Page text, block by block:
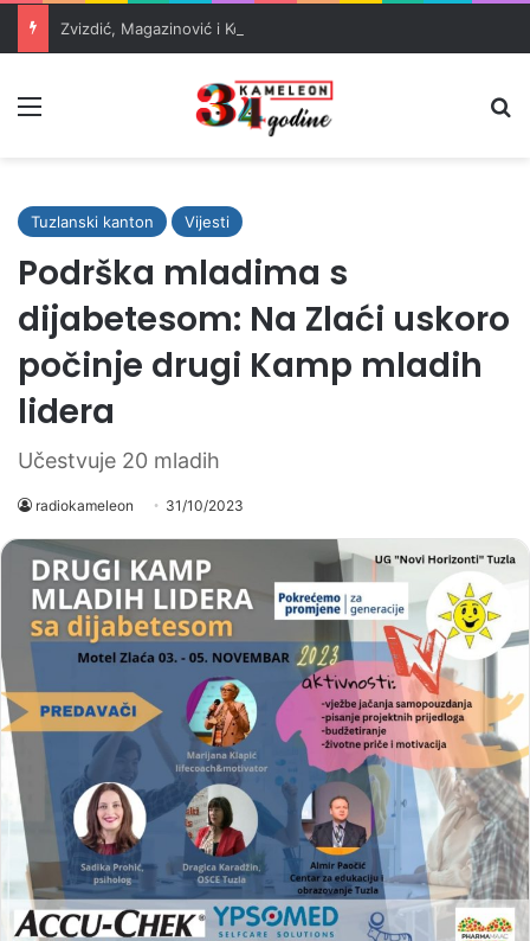
Tuzlanski kanton Vijesti
Podrška mladima s
dijabetesom: Na Zlaći uskoro
počinje drugi Kamp mladih
lidera
Učestvuje 20 mladih
radiokameleon 31/10/2023